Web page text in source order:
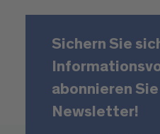
Sichern Sie
abonnieren
Newsletter!